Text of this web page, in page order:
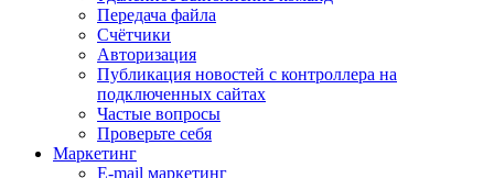
Передача файла
Счётчики
Авторизация
Публикация новостей с контроллера на
подключенных сайтах
Частые вопросы
Проверьте себя
Маркетинг
E-mail маркетинг